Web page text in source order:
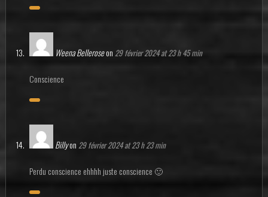
Weena Belleroseon 29 février 2024 at 23 h 45 min
Conscience
Billyon 29 février 2024 at 23 h 23 min
Perdu conscience ehhhh juste conscience 🙂